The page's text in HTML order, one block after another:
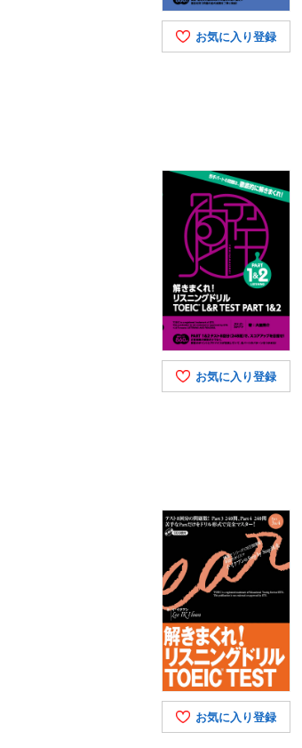
お気に入り登録
お気に入り登録
お気に入り登録